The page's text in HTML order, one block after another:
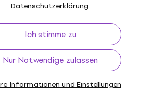
Datenschutzerklärung.
Ich stimme zu
Nur Notwendige zulassen
Informationen und Einstellungen